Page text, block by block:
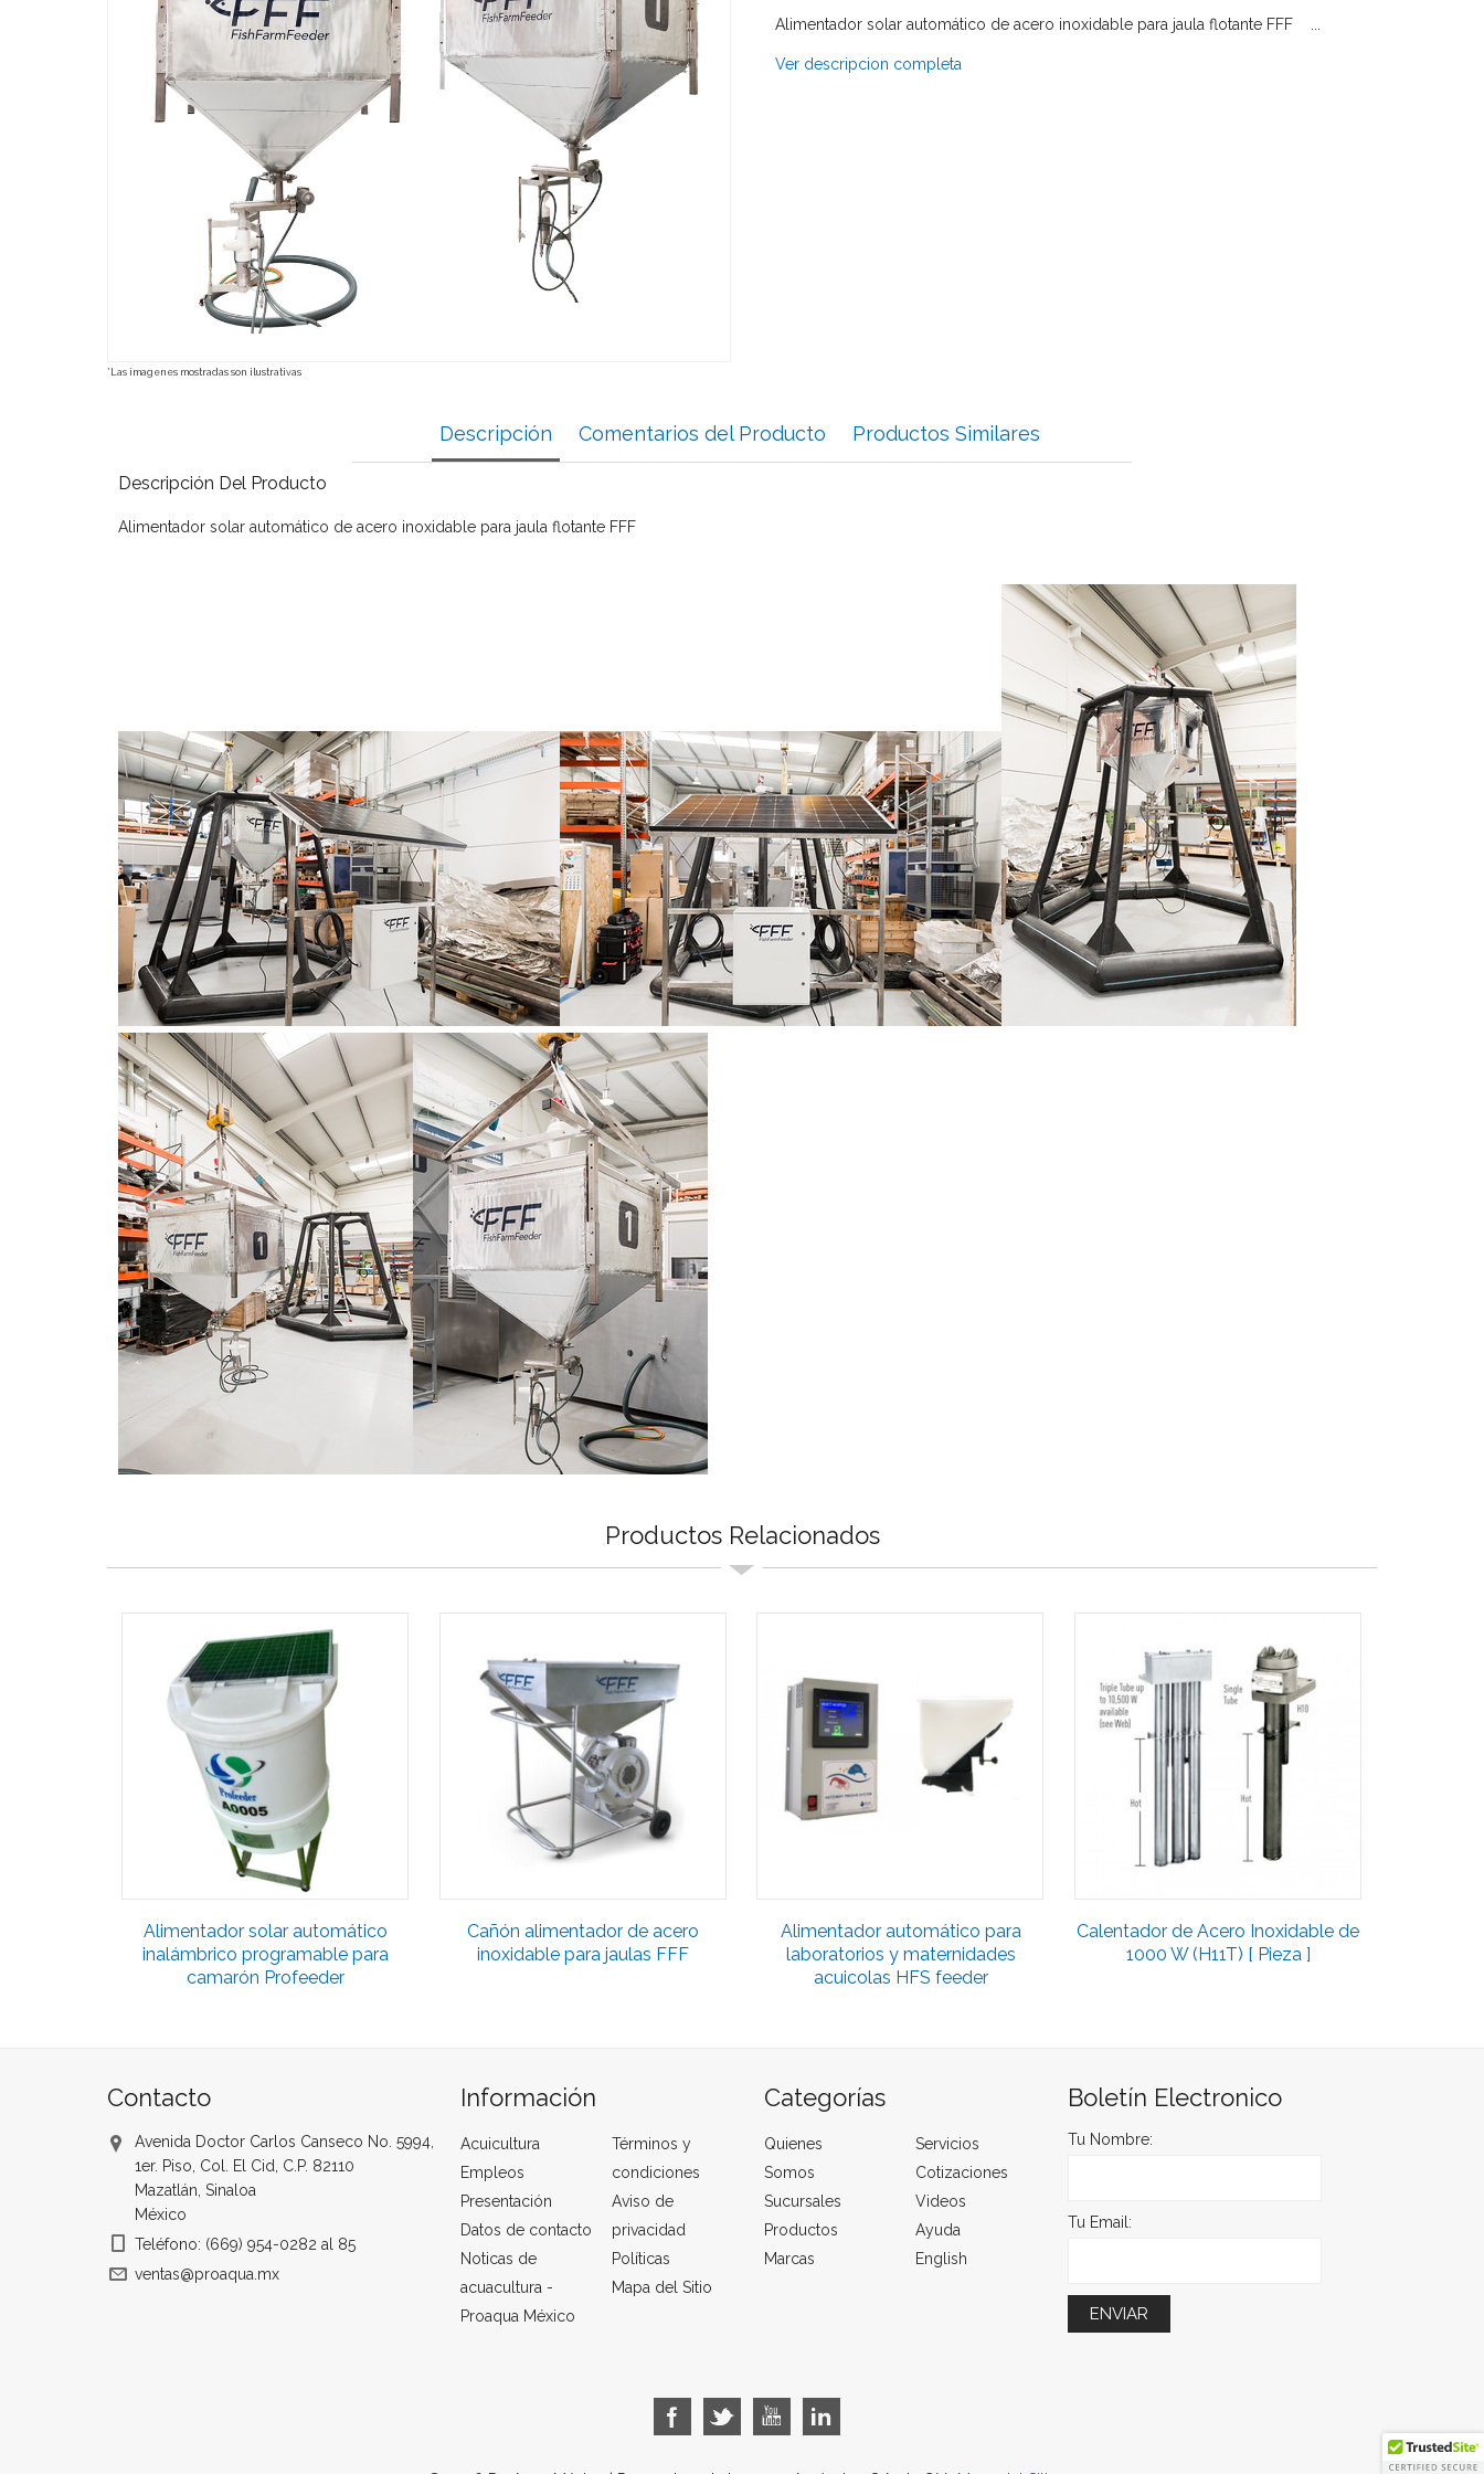
*Las imagenes mostradas son ilustrativas
Alimentador solar automático de acero inoxidable para jaula flotante FFF ...
Ver descripcion completa
Descripción Comentarios del Producto Productos Similares
Descripción Del Producto
Alimentador solar automático de acero inoxidable para jaula flotante FFF
Productos Relacionados
Alimentador solar automático
inalámbrico programable para
camarón Profeeder
Cañón alimentador de acero
inoxidable para jaulas FFF
Alimentador automático para
laboratorios y maternidades
acuicolas HFS feeder
Calentador de Acero Inoxidable de
1000 W (H11T) [ Pieza ]
Contacto
Avenida Doctor Carlos Canseco No. 5994,
1er. Piso, Col. El Cid, C.P. 82110
Mazatlán, Sinaloa
México
Teléfono: (669) 954-0282 al 85
ventas@proaqua.mx
Información
Acuicultura
Empleos
Presentación
Datos de contacto
Noticas de
acuacultura -
Proaqua México
Términos y
condiciones
Aviso de
privacidad
Políticas
Mapa del Sitio
Categorías
Quienes
Somos
Sucursales
Productos
Marcas
Servicios
Cotizaciones
Videos
Ayuda
English
Boletín Electronico
Tu Nombre:
Tu Email: